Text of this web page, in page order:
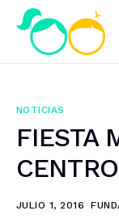
Nosotros
Noticias
¿Quieres
NOTICIAS
FIESTA
JULIO 1, 2016